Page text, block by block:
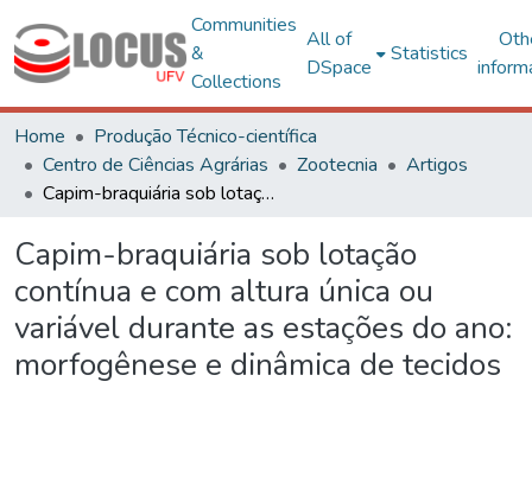
Communities
&
Collections
All of
DSpace
Statistics
Home
Produção Técnico-científica
Centro de Ciências Agrárias
Zootecnia
Artigos
Capim-braquiária sob lotação contínua e com altura única ou variável durante as estações do ano: morfogênese e dinâmica de tecidos
Capim-braquiária sob lotação
contínua e com altura única ou
variável durante as estações do ano:
morfogênese e dinâmica de tecidos